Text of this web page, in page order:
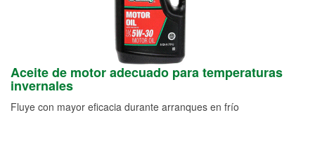
Aceite de motor adecuado para temperaturas
invernales
Fluye con mayor eficacia durante arranques en frío